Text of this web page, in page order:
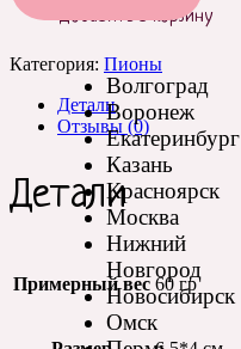
Волгоград
Воронеж
Екатеринбург
Казань
Красноярск
Москва
Нижний
Новгород
Новосибирск
Омск
Добавить в корзину
Категория: Пионы
Детали
Отзывы (0)
Детали
Примерный вес 60 гр